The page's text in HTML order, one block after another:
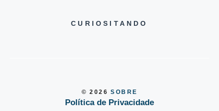
CURIOSITANDO
© 2026SOBRE
Política de Privacidade